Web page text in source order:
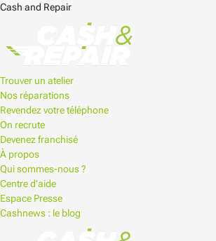
Cash and Repair
Trouver un atelier
Nos réparations
Revendez votre téléphone
On recrute
Devenez franchisé
À propos
Qui sommes-nous ?
Centre d’aide
Espace Presse
Cashnews : le blog